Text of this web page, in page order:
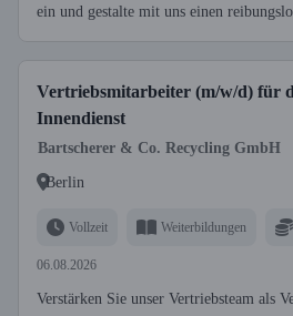
ein und gestalte mit uns einen
Vertriebsmitarbeiter (m/w/d) für
Innendienst
Bartscherer & Co. Recycling GmbH
Berlin
Vollzeit Weiterbildungen
06.08.2026
Verstärken Sie unser Vertriebsteam als